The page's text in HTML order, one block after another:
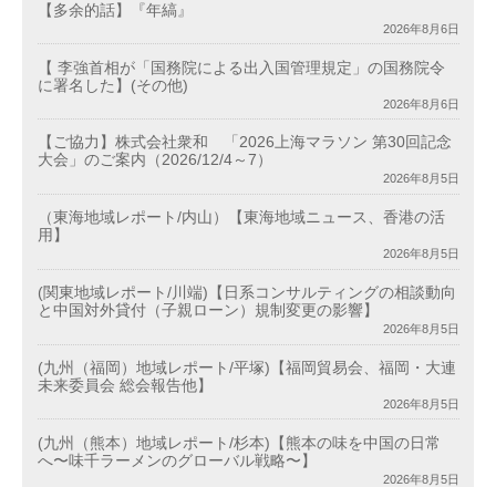
【多余的話】『年縞』
2026年8月6日
【 李強首相が「国務院による出入国管理規定」の国務院令
に署名した】(その他)
2026年8月6日
【ご協力】株式会社衆和 「2026上海マラソン 第30回記念
大会」のご案内（2026/12/4～7）
2026年8月5日
（東海地域レポート/内山）【東海地域ニュース、香港の活
用】
2026年8月5日
(関東地域レポート/川端)【日系コンサルティングの相談動向
と中国対外貸付（子親ローン）規制変更の影響】
2026年8月5日
(九州（福岡）地域レポート/平塚)【福岡貿易会、福岡・大連
未来委員会 総会報告他】
2026年8月5日
(九州（熊本）地域レポート/杉本)【熊本の味を中国の日常
へ〜味千ラーメンのグローバル戦略〜】
2026年8月5日